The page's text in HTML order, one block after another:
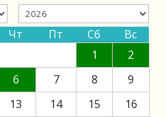
Чт Пт Сб
Вс
1
2
6 7 8
9
13 14 15
16